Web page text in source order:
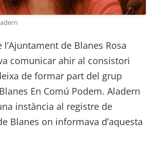
l’Ajuntament de Blanes Rosa
comunicar ahir al consistori
de formar part del grup
En Comú Podem. Aladern
instància al registre de
Blanes on informava d’aquesta